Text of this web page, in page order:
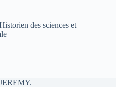
des sciences et